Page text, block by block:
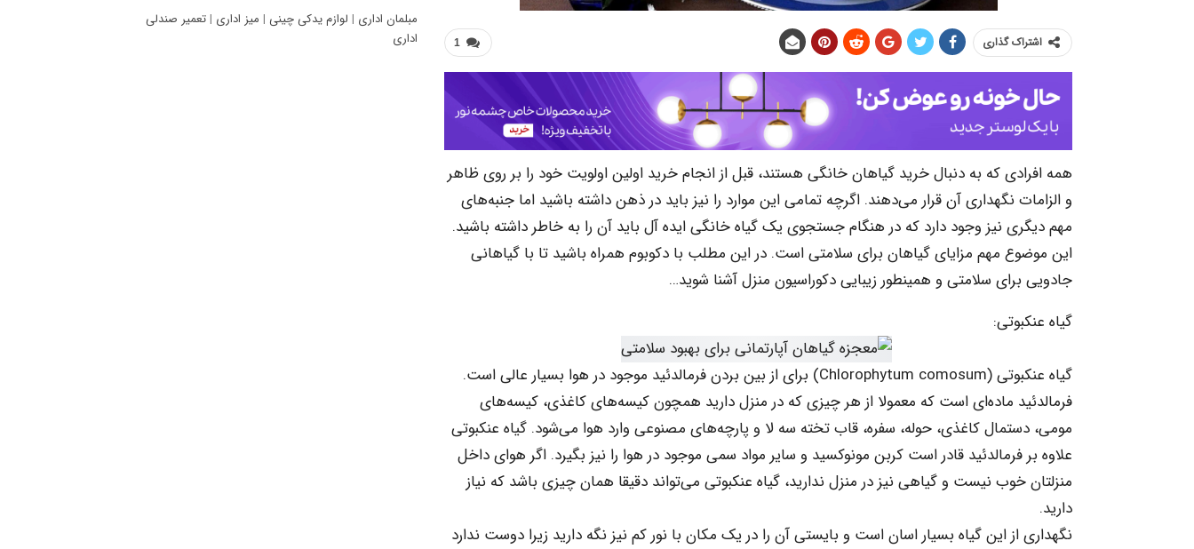
1 اشتراک گذاری
همه افرادی که به دنبال خرید گیاهان خانگی هستند، قبل از انجام خرید اولین اولویت خود را بر روی ظاهر
و الزامات نگهداری آن قرار می‌دهند. اگرچه تمامی این موارد را نیز باید در ذهن داشته باشید اما جنبه‌های
مهم دیگری نیز وجود دارد که در هنگام جستجوی یک گیاه خانگی ایده آل باید آن را به خاطر داشته باشید.
این موضوع مهم مزایای گیاهان برای سلامتی است. در این مطلب با دکوبوم همراه باشید تا با گیاهانی
جادویی برای سلامتی و همینطور زیبایی دکوراسیون منزل آشنا شوید…
گیاه عنکبوتی:
گیاه عنکبوتی (Chlorophytum comosum) برای از بین بردن فرمالدئید موجود در هوا بسیار عالی است.
فرمالدئید ماده‌ای است که معمولا از هر چیزی که در منزل دارید همچون کیسه‌های کاغذی، کیسه‌های
مومی، دستمال کاغذی، حوله، سفره، قاب تخته سه لا و پارچه‌های مصنوعی وارد هوا می‌شود. گیاه عنکبوتی
علاوه بر فرمالدئید قادر است کربن مونوکسید و سایر مواد سمی موجود در هوا را نیز بگیرد. اگر هوای داخل
منزلتان خوب نیست و گیاهی نیز در منزل ندارید، گیاه عنکبوتی می‌تواند دقیقا همان چیزی باشد که نیاز
دارید.
نگهداری از این گیاه بسیار اسان است و بایستی آن را در یک مکان با نور کم نیز نگه دارید زیرا دوست ندارد
مبلمان اداری | لوازم یدکی چینی | میز اداری | تعمیر صندلی
اداری